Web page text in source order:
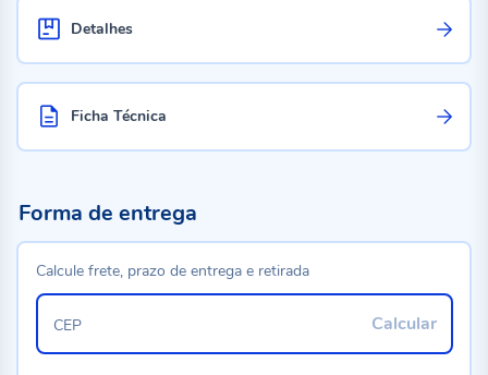
Detalhes
Ficha Técnica
Forma de entrega
Calcule frete, prazo de entrega e retirada
Calcular
CEP